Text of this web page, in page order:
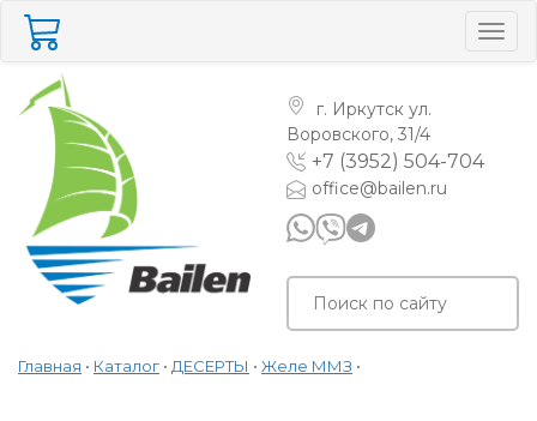
г. Иркутск ул.
Воровского, 31/4
+7 (3952) 504-704
office@bailen.ru
Главная • Каталог • ДЕСЕРТЫ • Желе ММЗ •